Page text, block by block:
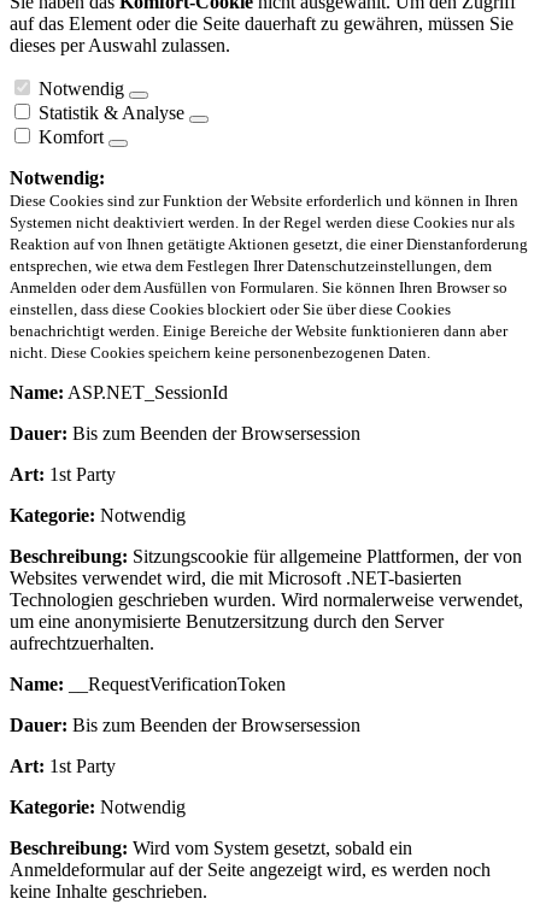
auf das Element oder die Seite dauerhaft zu gewähren, müssen Sie
dieses per Auswahl zulassen.
Notwendig
Statistik & Analyse
Komfort
Notwendig:
Diese Cookies sind zur Funktion der Website erforderlich und können in Ihren
Systemen nicht deaktiviert werden. In der Regel werden diese Cookies nur als
Reaktion auf von Ihnen getätigte Aktionen gesetzt, die einer Dienstanforderung
entsprechen, wie etwa dem Festlegen Ihrer Datenschutzeinstellungen, dem
Anmelden oder dem Ausfüllen von Formularen. Sie können Ihren Browser so
einstellen, dass diese Cookies blockiert oder Sie über diese Cookies
benachrichtigt werden. Einige Bereiche der Website funktionieren dann aber
nicht. Diese Cookies speichern keine personenbezogenen Daten.
Name: ASP.NET_SessionId
Dauer: Bis zum Beenden der Browsersession
Art: 1st Party
Kategorie: Notwendig
Beschreibung: Sitzungscookie für allgemeine Plattformen, der von
Websites verwendet wird, die mit Microsoft .NET-basierten
Technologien geschrieben wurden. Wird normalerweise verwendet,
um eine anonymisierte Benutzersitzung durch den Server
aufrechtzuerhalten.
Name: __RequestVerificationToken
Dauer: Bis zum Beenden der Browsersession
Art: 1st Party
Kategorie: Notwendig
Beschreibung: Wird vom System gesetzt, sobald ein
Anmeldeformular auf der Seite angezeigt wird, es werden noch
keine Inhalte geschrieben.